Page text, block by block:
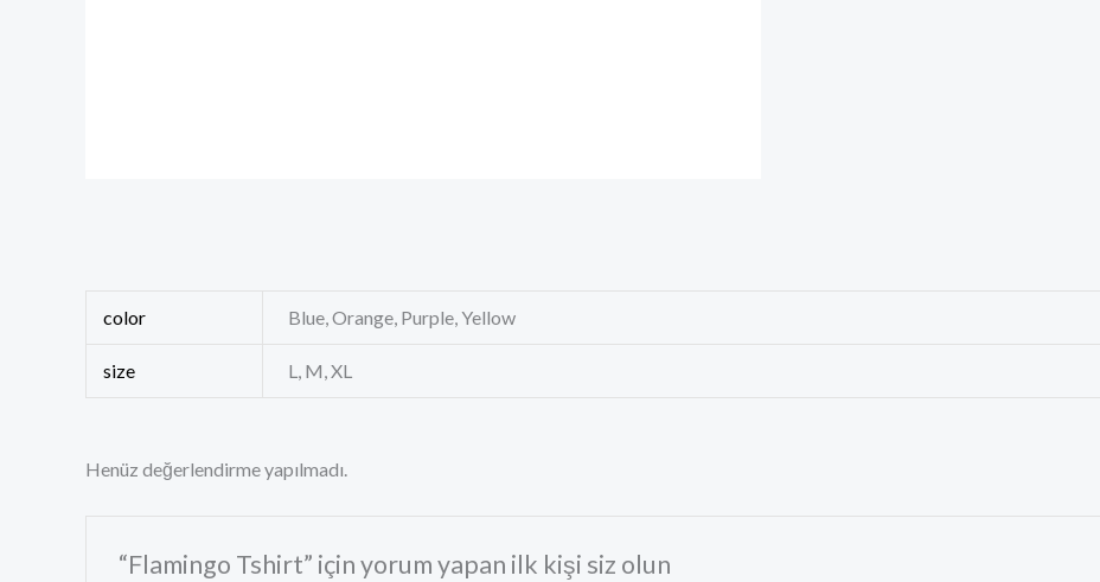
color Blue, Orange, Purple, Yellow
size L, M, XL
Henüz değerlendirme yapılmadı.
“Flamingo Tshirt” için yorum yapan ilk kişi siz olun